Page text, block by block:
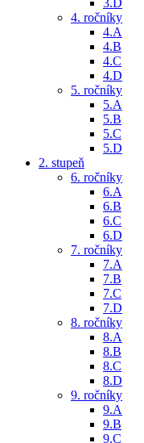
3.D
4. ročníky
4.A
4.B
4.C
4.D
5. ročníky
5.A
5.B
5.C
5.D
2. stupeň
6. ročníky
6.A
6.B
6.C
6.D
7. ročníky
7.A
7.B
7.C
7.D
8. ročníky
8.A
8.B
8.C
8.D
9. ročníky
9.A
9.B
9.C